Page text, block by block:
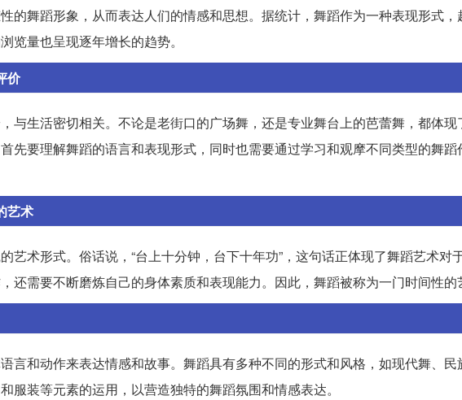
的舞蹈形象，从而表达人们的情感和思想。据统计，舞蹈作为一种表现形式
览量也呈现逐年增长的趋势。
价
与生活密切相关。不论是老街口的广场舞，还是专业舞台上的芭蕾舞，都体
先要理解舞蹈的语言和表现形式，同时也需要通过学习和观摩不同类型的舞
艺术
艺术形式。俗话说，“台上十分钟，台下十年功”，这句话正体现了舞蹈艺术对
还需要不断磨炼自己的身体素质和表现能力。因此，舞蹈被称为一门时间性的
言和动作来表达情感和故事。舞蹈具有多种不同的形式和风格，如现代舞、
服装等元素的运用，以营造独特的舞蹈氛围和情感表达。